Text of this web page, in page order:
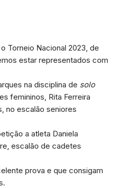
Torneio Nacional 2023, de
estar representados com
na disciplina de solo
femininos, Rita Ferreira
no escalão seniores
a atleta Daniela
escalão de cadetes
prova e que consigam